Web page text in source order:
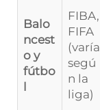
Balo
ncest
o y
fútbo
l
FIBA,
FIFA
(varía
segú
n la
liga)